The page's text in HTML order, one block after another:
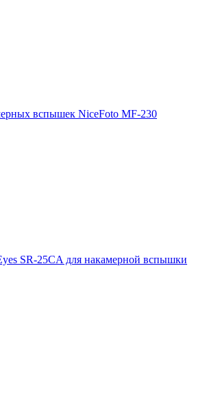
вспышек NiceFoto MF-230
SR-25CA для накамерной вспышки